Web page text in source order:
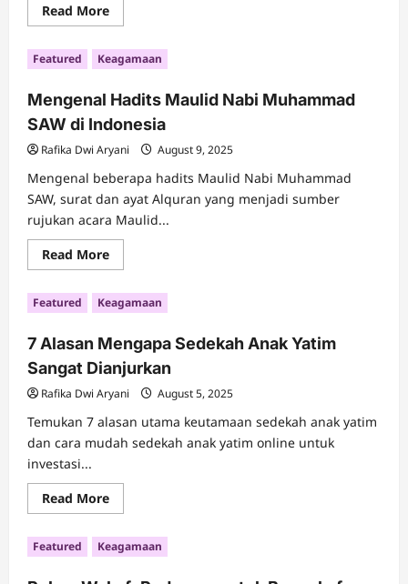
Read MoreRead
more
Doa
Setelah
Baca
Yasin
yang
Bisa
Featured Keagamaan
Mengenal Hadits Maulid Nabi Muhammad
SAW di Indonesia
Rafika Dwi Aryani August 9, 2025
Mengenal beberapa hadits Maulid Nabi Muhammad
SAW, surat dan ayat Alquran yang menjadi sumber
rujukan acara Maulid...
Read MoreRead
more
Mengenal
Hadits
Maulid
Muhammad
SAW
di
Indonesia
Featured Keagamaan
7 Alasan Mengapa Sedekah Anak Yatim
Sangat Dianjurkan
Rafika Dwi Aryani August 5, 2025
Temukan 7 alasan utama keutamaan sedekah anak yatim
dan cara mudah sedekah anak yatim online untuk
investasi...
Read MoreRead
more
7
Alasan
Mengapa
Featured Keagamaan